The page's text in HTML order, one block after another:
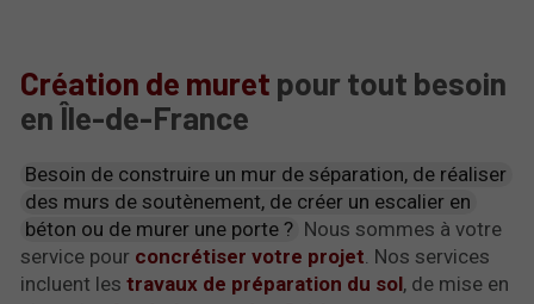
Création de muret pour tout besoin
en Île-de-France
Besoin de construire un mur de séparation, de réaliser
des murs de soutènement, de créer un escalier en
béton ou de murer une porte ? Nous sommes à votre
service pour concrétiser votre projet . Nos services
incluent les travaux de préparation du sol, de mise en